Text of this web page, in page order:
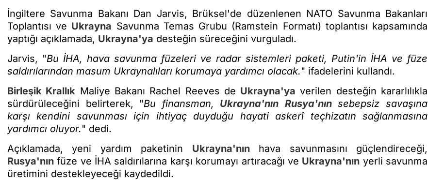
İngiltere Savunma Bakanı Dan Jarvis, Brüksel'de düzenlenen NATO Savunma Bakanları
Toplantısı ve Ukrayna Savunma Temas Grubu (Ramstein Formatı) toplantısı kapsamında
yaptığı açıklamada, Ukrayna'ya desteğin süreceğini vurguladı.
Jarvis, "Bu İHA, hava savunma füzeleri ve radar sistemleri paketi, Putin'in İHA ve füze
saldırılarından masum Ukraynalıları korumaya yardımcı olacak." ifadelerini kullandı.
Birleşik Krallık Maliye Bakanı Rachel Reeves de Ukrayna'ya verilen desteğin kararlılıkla
sürdürüleceğini belirterek, "Bu finansman, Ukrayna'nın Rusya'nınsebepsiz savaşına
karşı kendini savunması için ihtiyaç duyduğu hayati askerî teçhizatın sağlanmasına
yardımcı oluyor." dedi.
Açıklamada, yeni yardım paketinin Ukrayna'nınhava savunmasını güçlendireceği,
Rusya'nın füze ve İHA saldırılarına karşı korumayı artıracağı ve Ukrayna'nın yerli savunma
üretimini destekleyeceği kaydedildi.